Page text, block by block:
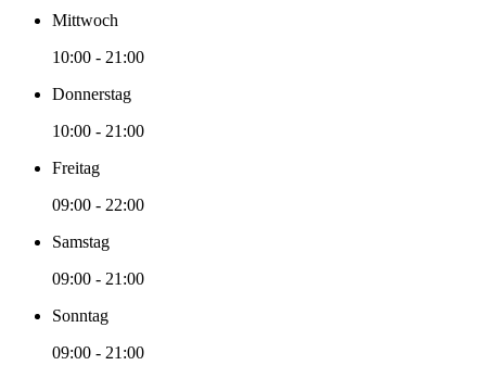
Mittwoch
10:00 - 21:00
Donnerstag
10:00 - 21:00
Freitag
09:00 - 22:00
Samstag
09:00 - 21:00
Sonntag
09:00 - 21:00